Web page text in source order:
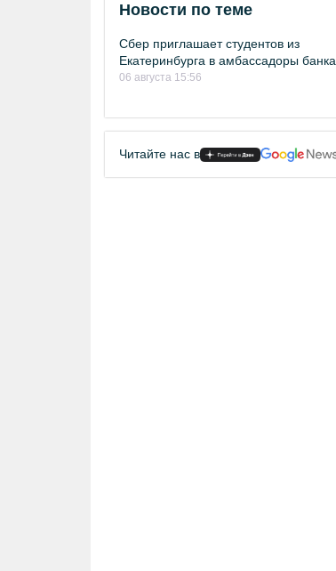
Новости по теме
Сбер приглашает студентов из
Екатеринбурга в амбассадоры банка
06 августа 15:56
Читайте нас в